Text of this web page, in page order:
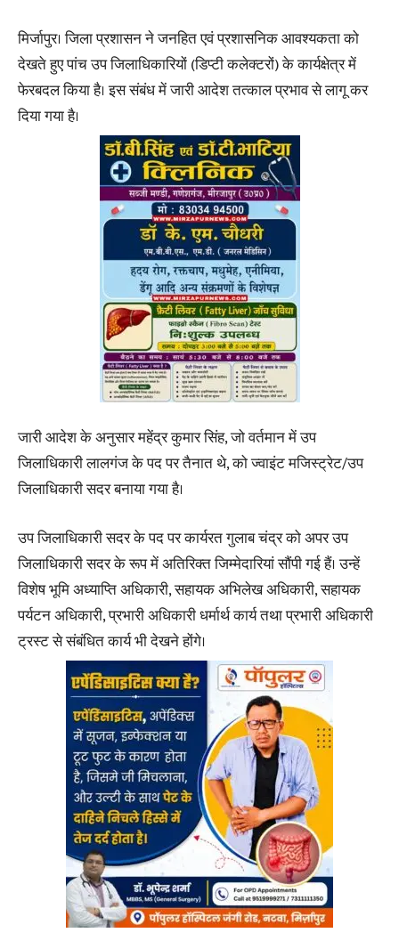
मिर्जापुर। जिला प्रशासन ने जनहित एवं प्रशासनिक आवश्यकता को
देखते हुए पांच उप जिलाधिकारियों (डिप्टी कलेक्टरों) के कार्यक्षेत्र में
फेरबदल किया है। इस संबंध में जारी आदेश तत्काल प्रभाव से लागू कर
दिया गया है।
जारी आदेश के अनुसार महेंद्र कुमार सिंह, जो वर्तमान में उप
जिलाधिकारी लालगंज के पद पर तैनात थे, को ज्वाइंट मजिस्ट्रेट/उप
जिलाधिकारी सदर बनाया गया है।
उप जिलाधिकारी सदर के पद पर कार्यरत गुलाब चंद्र को अपर उप
जिलाधिकारी सदर के रूप में अतिरिक्त जिम्मेदारियां सौंपी गई हैं। उन्हें
विशेष भूमि अध्याप्ति अधिकारी, सहायक अभिलेख अधिकारी, सहायक
पर्यटन अधिकारी, प्रभारी अधिकारी धर्मार्थ कार्य तथा प्रभारी अधिकारी
ट्रस्ट से संबंधित कार्य भी देखने होंगे।